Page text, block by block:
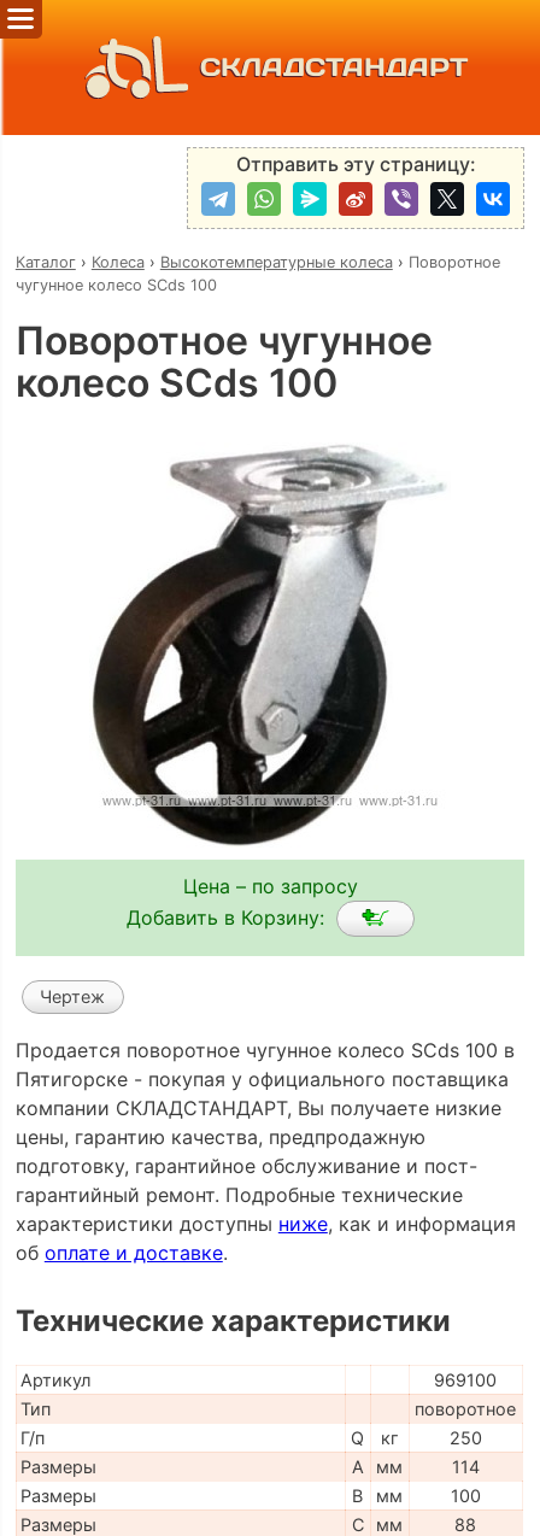
СКЛАДСТАНДАРТ
Отправить эту страницу:
Каталог› Колеса› Высокотемпературные колеса› Поворотное
чугунное колесо SCds 100
Поворотное чугунное
колесо SCds 100
Цена – по запросу
Добавить в Корзину:
Чертеж
Продается поворотное чугунное колесо SCds 100 в
Пятигорске - покупая у официального поставщика
компании СКЛАДСТАНДАРТ, Вы получаете низкие
цены, гарантию качества, предпродажную
подготовку, гарантийное обслуживание и пост-
гарантийный ремонт. Подробные технические
характеристики доступны ниже, как и информация
об оплате и доставке.
Технические характеристики
Артикул
969100
Тип
поворотное
Г/п
Q кг
250
Размеры
A мм
114
Размеры
B мм
100
Размеры
C мм
88